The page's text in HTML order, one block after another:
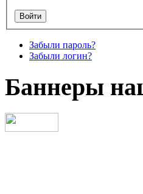
Забыли пароль?
Забыли логин?
Баннеры